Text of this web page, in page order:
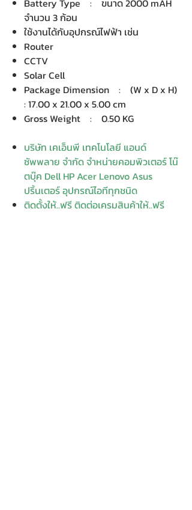
Battery Type : ขนาด 2000 mAH
จำนวน 3 ก้อน
ใช้งานได้กับอุปกรณ์ไฟฟ้า เช่น
Router
CCTV
Solar Cell
Package Dimension : (W x D x H)
: 17.00 x 21.00 x 5.00 cm
Gross Weight : 0.50 KG
บริษัท เคเอ็นพี เทคโนโลยี แอนด์
ซัพพลาย จำกัด จำหน่ายคอมพิวเตอร์ โน๊
ตบุ๊ค Dell HP Acer Lenovo Asus
ปริ้นเตอร์ อุปกรณ์ไอทีทุกชนิด
ติดตั้งให้..ฟรี ติดต่อเครมสินค้าให้..ฟรี